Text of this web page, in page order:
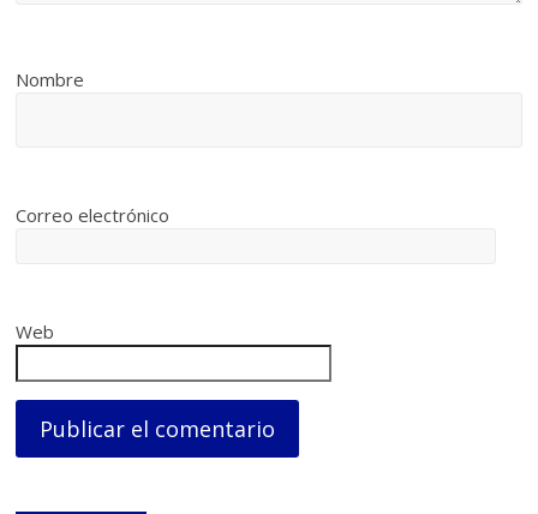
Nombre
Correo electrónico
Web